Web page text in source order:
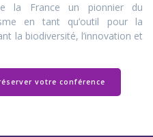
la France un pionnier du
en tant qu’outil pour la
la biodiversité, l’innovation et
votre conférence